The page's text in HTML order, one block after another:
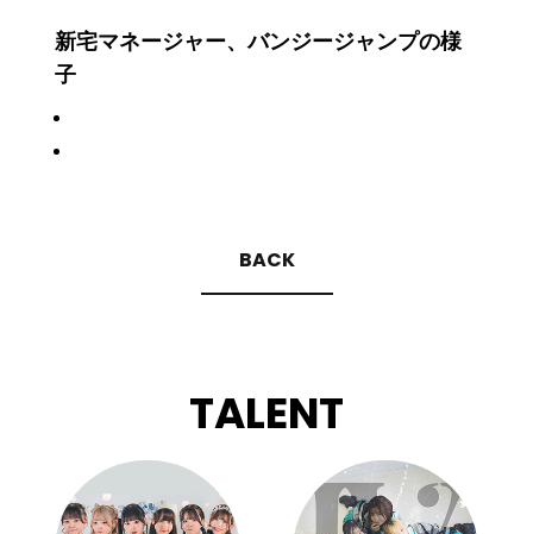
新宅マネージャー、バンジージャンプの様
子
BACK
TALENT